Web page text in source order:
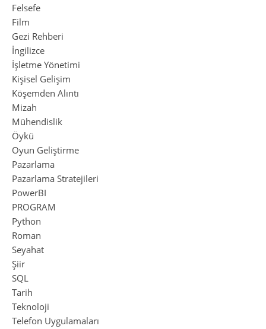
Felsefe
Film
Gezi Rehberi
İngilizce
İşletme Yönetimi
Kişisel Gelişim
Köşemden Alıntı
Mizah
Mühendislik
Öykü
Oyun Geliştirme
Pazarlama
Pazarlama Stratejileri
PowerBI
PROGRAM
Python
Roman
Seyahat
Şiir
SQL
Tarih
Teknoloji
Telefon Uygulamaları